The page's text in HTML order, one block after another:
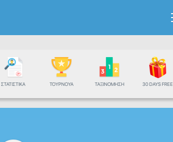
ΣΤΑΤΙΣΤΙΚΆ ΤΟΥΡΝΟΥΆ ΤΑΞΙΝΌΜΗΣΗ 30 DAYS FREE